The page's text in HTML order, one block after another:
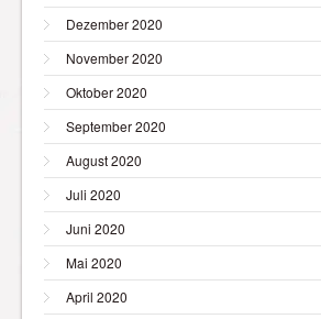
Dezember 2020
November 2020
Oktober 2020
September 2020
August 2020
Juli 2020
Juni 2020
Mai 2020
April 2020